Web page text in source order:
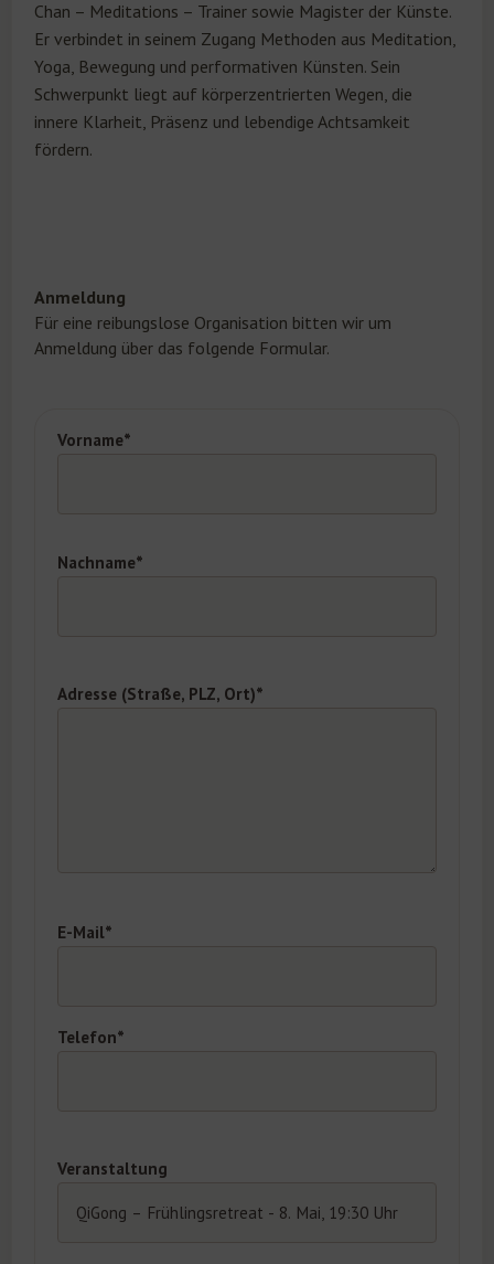
Chan – Meditations – Trainer sowie Magister der Künste.
Er verbindet in seinem Zugang Methoden aus Meditation,
Yoga, Bewegung und performativen Künsten. Sein
Schwerpunkt liegt auf körperzentrierten Wegen, die
innere Klarheit, Präsenz und lebendige Achtsamkeit
fördern.
Anmeldung
Für eine reibungslose Organisation bitten wir um
Anmeldung über das folgende Formular.
Vorname*
Nachname*
Adresse (Straße, PLZ, Ort)*
E-Mail*
Telefon*
Veranstaltung